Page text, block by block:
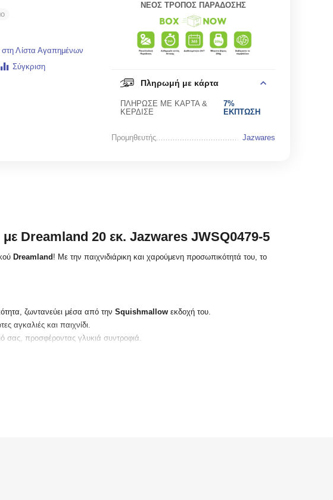
Λίστα Αγαπημένων
Σύγκριση
ΝΕΟΣ ΤΡΟΠΟΣ ΠΑΡΑΔΟΣΗΣ
Πληρωμή με κάρτα
ΠΛΗΡΩΣΕ ΜΕ ΚΑΡΤΑ &
ΚΕΡΔΙΣΕ
7%
ΕΚΠΤΩΣΗ
Προμηθευτής Jazwares
Dreamland 20 εκ. Jazwares JWSQ0479-5
Dreamland! Με την παιχνιδιάρικη και χαρούμενη προσωπικότητά του, το
ζωντανεύει μέσα από την Squishmallow εκδοχή του.
αγκαλιές και παιχνίδι.
σας, προσφέροντας γλυκιά συντροφιά.